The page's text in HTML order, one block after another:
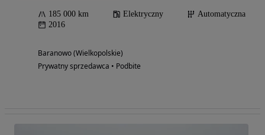
185 000 km Elektryczny
Automatyczna
2016
Baranowo (Wielkopolskie)
Prywatny sprzedawca • Podbite